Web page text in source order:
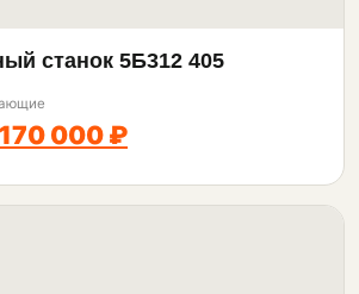
станок 5Б312 405
170 000 ₽